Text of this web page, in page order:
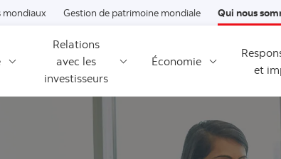
Passer au contenu
mondiaux Gestion de patrimoine mondiale Qui nous
Relations
avec les
investisseurs
Économie
et